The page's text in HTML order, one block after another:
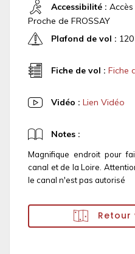
Accessibilité :
Proche de FROSSAY
Plafond de vol :
Fiche de vol : Fiche
Vidéo : Lien Vidéo
Notes :
Magnifique endroit pour
canal et de la Loire.
le canal n'est pas autorisé